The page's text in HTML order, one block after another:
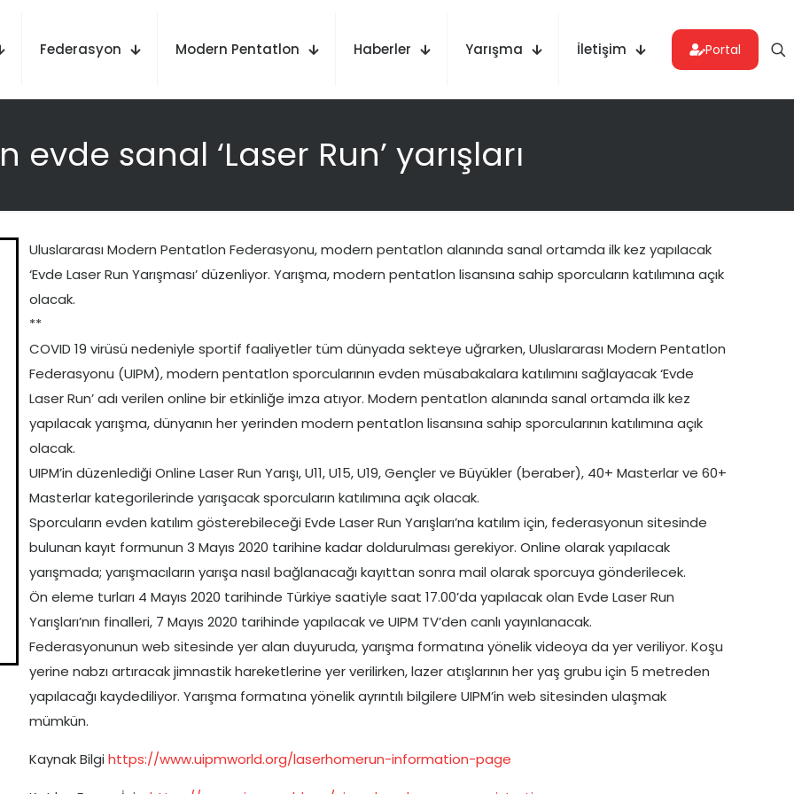
Federasyon Modern Pentatlon Haberler Yarışma İletişim Portal
evde sanal ‘Laser Run’ yarışları
Uluslararası Modern Pentatlon Federasyonu, modern pentatlon alanında sanal ortamda ilk kez yapılacak
‘Evde Laser Run Yarışması’ düzenliyor. Yarışma, modern pentatlon lisansına sahip sporcuların katılımına açık
olacak.
**
COVID 19 virüsü nedeniyle sportif faaliyetler tüm dünyada sekteye uğrarken, Uluslararası Modern Pentatlon
Federasyonu (UIPM), modern pentatlon sporcularının evden müsabakalara katılımını sağlayacak ‘Evde
Laser Run’ adı verilen online bir etkinliğe imza atıyor. Modern pentatlon alanında sanal ortamda ilk kez
yapılacak yarışma, dünyanın her yerinden modern pentatlon lisansına sahip sporcularının katılımına açık
olacak.
UIPM’in düzenlediği Online Laser Run Yarışı, U11, U15, U19, Gençler ve Büyükler (beraber), 40+ Masterlar ve 60+
Masterlar kategorilerinde yarışacak sporcuların katılımına açık olacak.
Sporcuların evden katılım gösterebileceği Evde Laser Run Yarışları’na katılım için, federasyonun sitesinde
bulunan kayıt formunun 3 Mayıs 2020 tarihine kadar doldurulması gerekiyor. Online olarak yapılacak
yarışmada; yarışmacıların yarışa nasıl bağlanacağı kayıttan sonra mail olarak sporcuya gönderilecek.
Ön eleme turları 4 Mayıs 2020 tarihinde Türkiye saatiyle saat 17.00’da yapılacak olan Evde Laser Run
Yarışları’nın finalleri, 7 Mayıs 2020 tarihinde yapılacak ve UIPM TV’den canlı yayınlanacak.
Federasyonunun web sitesinde yer alan duyuruda, yarışma formatına yönelik videoya da yer veriliyor. Koşu
yerine nabzı artıracak jimnastik hareketlerine yer verilirken, lazer atışlarının her yaş grubu için 5 metreden
yapılacağı kaydediliyor. Yarışma formatına yönelik ayrıntılı bilgilere UIPM’in web sitesinden ulaşmak
mümkün.
Kaynak Bilgihttps://www.uipmworld.org/laserhomerun-information-page